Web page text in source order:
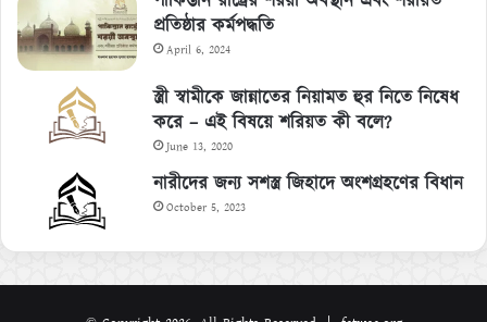
প্রতিষ্ঠার কর্মপদ্ধতি
April 6, 2024
স্ত্রী স্বামীকে জান্নাতের নিয়ামত হুর নিতে নিষেধ
করে – এই বিষয়ে শরিয়ত কী বলে?
June 13, 2020
নারীদের জন্য সশস্ত্র জিহাদে অংশগ্রহণের বিধান
October 5, 2023